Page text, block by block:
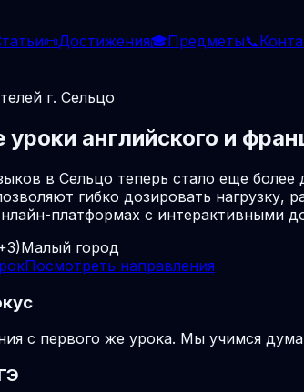
📜Достижения🎓Предметы📞
г. Сельцо
английского и
в Сельцо теперь стало еще
гибко дозировать нагрузку,
платформах с интерактивными
Малый город
Посмотреть направления
с первого же урока. Мы учимся